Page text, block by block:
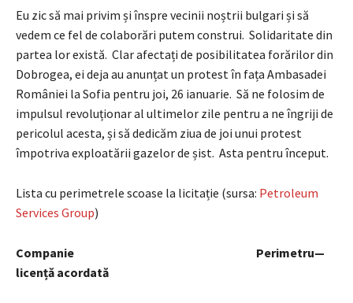
Eu zic să mai privim și înspre vecinii noștrii bulgari și să
vedem ce fel de colaborări putem construi. Solidaritate din
partea lor există. Clar afectați de posibilitatea forărilor din
Dobrogea, ei deja au anunțat un protest în fața Ambasadei
României la Sofia pentru joi, 26 ianuarie. Să ne folosim de
impulsul revoluționar al ultimelor zile pentru a ne îngriji de
pericolul acesta, și să dedicăm ziua de joi unui protest
împotriva exploatării gazelor de șist. Asta pentru început.
Lista cu perimetrele scoase la licitație (sursa: Petroleum
Services Group)
Companie Perimetru—
licență acordată